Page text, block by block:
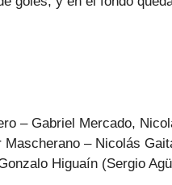
– Gabriel Mercado,
– Nicolás
Higuaín (Sergio